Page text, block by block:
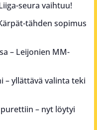
seura vaihtuu!
tähden sopimus
– Leijonien MM-
– yllättävä valinta teki
– nyt löytyi